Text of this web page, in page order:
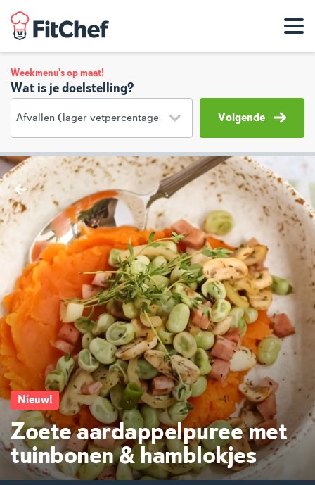
Weekmenu's op maat!
Wat is je doelstelling?
Volgende
Nieuw!
Zoete aardappelpuree met
tuinbonen & hamblokjes